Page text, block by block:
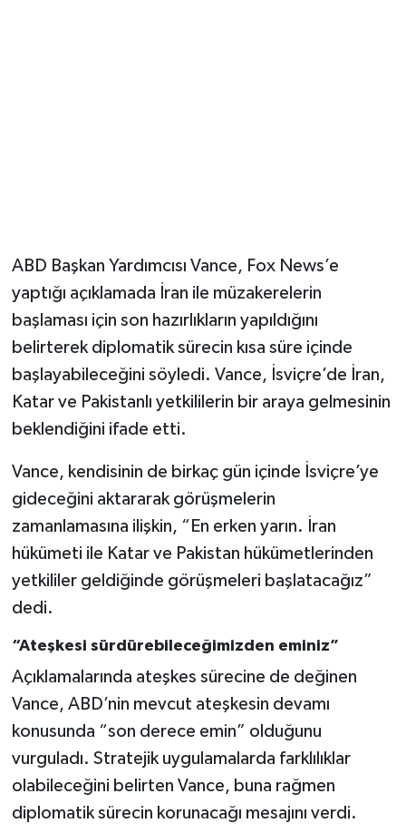
ABD Başkan Yardımcısı Vance, Fox News’e
yaptığı açıklamada İran ile müzakerelerin
başlaması için son hazırlıkların yapıldığını
belirterek diplomatik sürecin kısa süre içinde
başlayabileceğini söyledi. Vance, İsviçre’de İran,
Katar ve Pakistanlı yetkililerin bir araya gelmesinin
beklendiğini ifade etti.
Vance, kendisinin de birkaç gün içinde İsviçre’ye
gideceğini aktararak görüşmelerin
zamanlamasına ilişkin, “En erken yarın. İran
hükümeti ile Katar ve Pakistan hükümetlerinden
yetkililer geldiğinde görüşmeleri başlatacağız”
dedi.
“Ateşkesi sürdürebileceğimizden eminiz”
Açıklamalarında ateşkes sürecine de değinen
Vance, ABD’nin mevcut ateşkesin devamı
konusunda “son derece emin” olduğunu
vurguladı. Stratejik uygulamalarda farklılıklar
olabileceğini belirten Vance, buna rağmen
diplomatik sürecin korunacağı mesajını verdi.
Sokak Hayvanlarını Sahiplendirme
Sonsöz Özel
Spor
Vasıta